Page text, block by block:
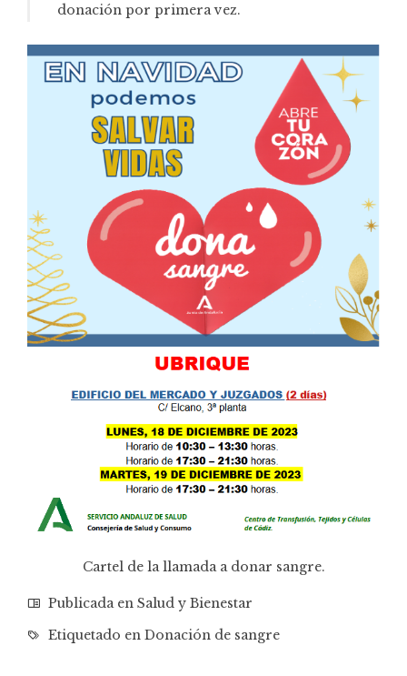
donación por primera vez.
Cartel de la llamada a donar sangre.
Publicada en Salud y Bienestar
Etiquetado en Donación de sangre